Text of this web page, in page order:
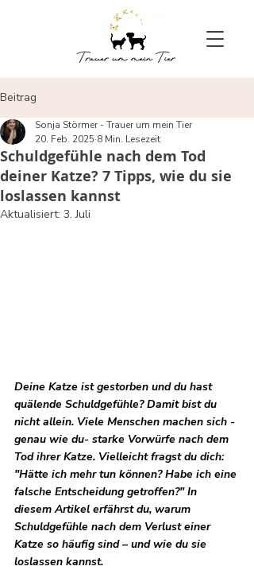
Beitrag
Schuldgefühle nach dem Tod
deiner Katze? 7 Tipps, wie du sie
loslassen kannst
Sonja Störmer - Trauer um mein Tier
20. Feb. 2025 8 Min. Lesezeit
Aktualisiert: 3. Juli
Deine Katze ist gestorben und du hast
quälende Schuldgefühle? Damit bist du
nicht allein. Viele Menschen machen sich -
genau wie du- starke Vorwürfe nach dem
Tod ihrer Katze. Vielleicht fragst du dich:
"Hätte ich mehr tun können? Habe ich eine
falsche Entscheidung getroffen?" In
diesem Artikel erfährst du, warum
Schuldgefühle nach dem Verlust einer
Katze so häufig sind – und wie du sie
loslassen kannst.